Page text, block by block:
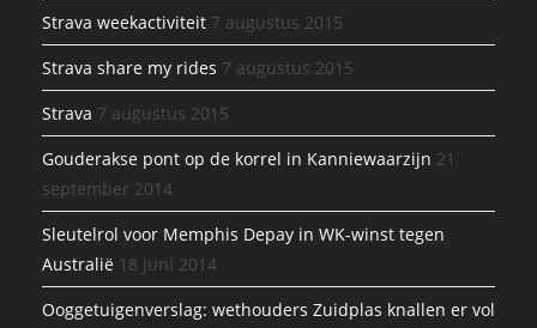
Strava weekactiviteit 7 augustus 2015
Strava share my rides 7 augustus 2015
Strava 7 augustus 2015
Gouderakse pont op de korrel in Kanniewaarzijn 21
september 2014
Sleutelrol voor Memphis Depay in WK-winst tegen
Australië 18 juni 2014
Ooggetuigenverslag: wethouders Zuidplas knallen er vol